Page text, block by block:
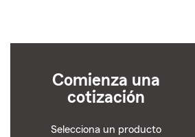
Comienza una
cotización
Selecciona un producto